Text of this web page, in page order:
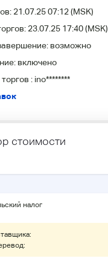
21.07.25 07:12(MSK)
23.07.25 17:40(MSK)
возможно
включено
торгов : ino********
стоимости
налог